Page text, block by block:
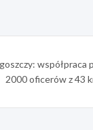
współpraca
2000 oficerów z 43